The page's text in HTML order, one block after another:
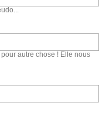
autre chose ! Elle nous